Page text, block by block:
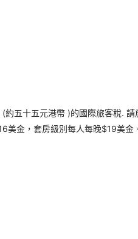
五十五元港幣 )的國際旅客稅. 請
金，套房級別每人每晚$19美